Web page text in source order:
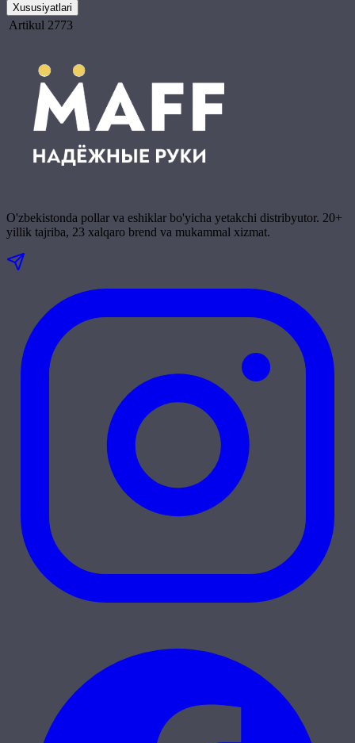
Xususiyatlari
Artikul 2773
O'zbekistonda pollar va eshiklar bo'yicha yetakchi distribyutor. 20+
yillik tajriba, 23 xalqaro brend va mukammal xizmat.